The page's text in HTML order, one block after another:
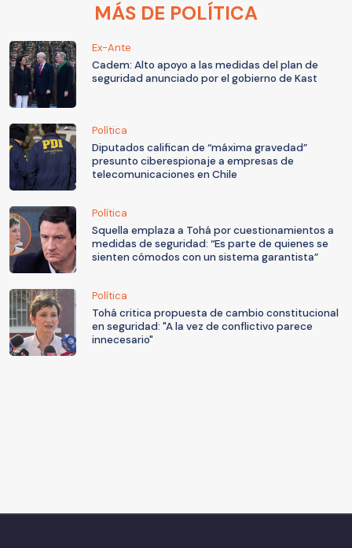
MÁS DE POLÍTICA
Ex-Ante
Cadem: Alto apoyo a las medidas del plan de
seguridad anunciado por el gobierno de Kast
Política
Diputados califican de “máxima gravedad”
presunto ciberespionaje a empresas de
telecomunicaciones en Chile
Política
Squella emplaza a Tohá por cuestionamientos a
medidas de seguridad: “Es parte de quienes se
sienten cómodos con un sistema garantista”
Política
Tohá critica propuesta de cambio constitucional
en seguridad: "A la vez de conflictivo parece
innecesario"